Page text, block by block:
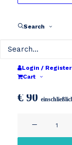
Search
Login / Register
Cart
36V
€ 90